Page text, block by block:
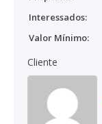
Interessados:
Valor Mínimo:
Cliente